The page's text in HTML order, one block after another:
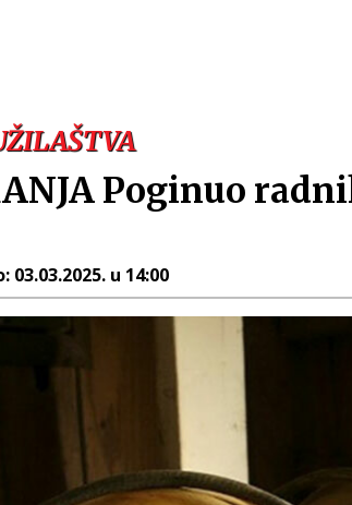
Poginuo
03.03.2025. u 14:00